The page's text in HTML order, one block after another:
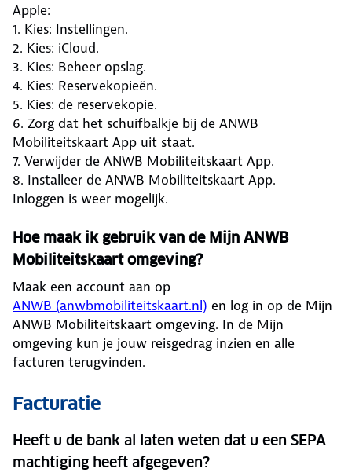
Apple:
1. Kies: Instellingen.
2. Kies: iCloud.
3. Kies: Beheer opslag.
4. Kies: Reservekopieën.
5. Kies: de reservekopie.
6. Zorg dat het schuifbalkje bij de ANWB
Mobiliteitskaart App uit staat.
7. Verwijder de ANWB Mobiliteitskaart App.
8. Installeer de ANWB Mobiliteitskaart App.
Inloggen is weer mogelijk.
Hoe maak ik gebruik van de Mijn ANWB
Mobiliteitskaart omgeving?
Maak een account aan op
ANWB (anwbmobiliteitskaart.nl) en log in op de Mijn
ANWB Mobiliteitskaart omgeving. In de Mijn
omgeving kun je jouw reisgedrag inzien en alle
facturen terugvinden.
Facturatie
Heeft u de bank al laten weten dat u een SEPA
machtiging heeft afgegeven?